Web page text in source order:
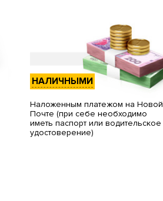
НАЛИЧНЫМИ
Наложенным платежом на Новой
Почте (при себе необходимо
иметь паспорт или водительское
удостоверение)